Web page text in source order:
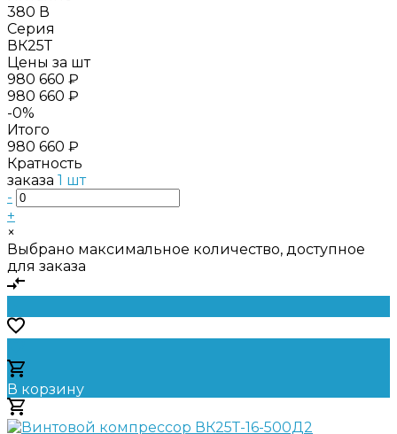
380 В
Серия
ВК25Т
Цены за шт
980 660 ₽
980 660 ₽
-0%
Итого
980 660 ₽
Кратность
заказа 1 шт
-
+
×
Выбрано максимальное количество, доступное
для заказа
В корзину